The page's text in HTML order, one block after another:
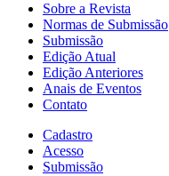
Sobre a Revista
Normas de Submissão
Submissão
Edição Atual
Edição Anteriores
Anais de Eventos
Contato
Cadastro
Acesso
Submissão